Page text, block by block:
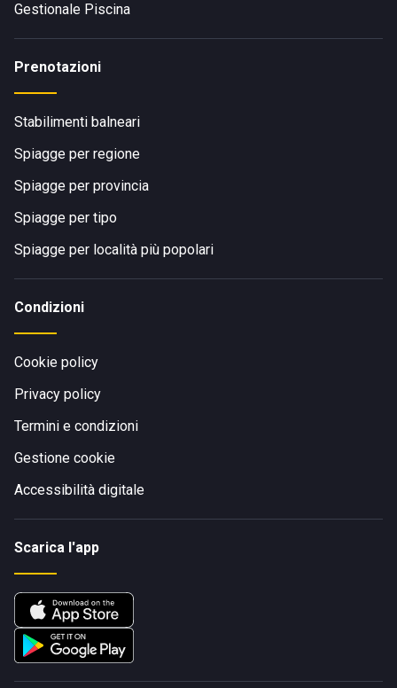
Gestionale Piscina
Prenotazioni
Stabilimenti balneari
Spiagge per regione
Spiagge per provincia
Spiagge per tipo
Spiagge per località più popolari
Condizioni
Cookie policy
Privacy policy
Termini e condizioni
Gestione cookie
Accessibilità digitale
Scarica l'app